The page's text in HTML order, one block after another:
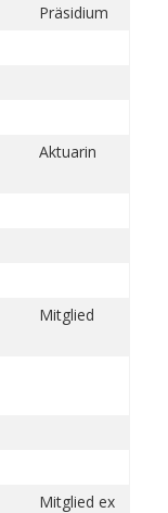
Präsidium
Aktuarin
Mitglied
Mitglied ex